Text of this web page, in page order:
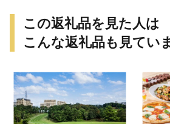
この返礼品を見た人は
こんな返礼品も見てい